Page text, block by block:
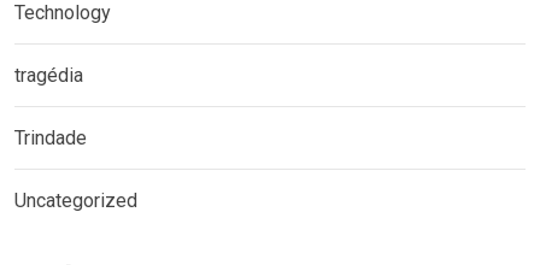
Technology
tragédia
Trindade
Uncategorized